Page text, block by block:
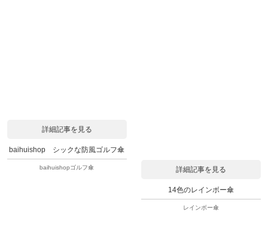
詳細記事を見る
baihuishop シックな防風ゴルフ傘
baihuishopゴルフ傘 詳細記事を見る
14色のレインボー傘
レインボー傘